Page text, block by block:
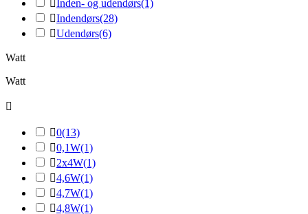
Inden- og udendørs(1)
Indendørs(28)
Udendørs(6)
Watt
Watt

0(13)
0,1W(1)
2x4W(1)
4,6W(1)
4,7W(1)
4,8W(1)